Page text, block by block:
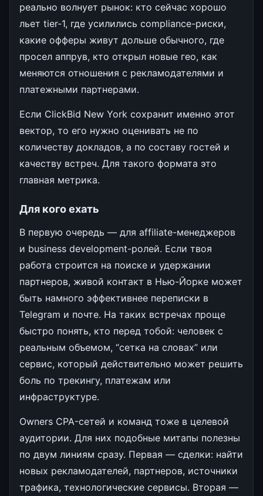
реально волнует рынок: кто сейчас хорошо
льет tier-1, где усилились compliance-риски,
какие офферы живут дольше обычного, где
просел аппрув, кто открыл новые гео, как
меняются отношения с рекламодателями и
платежными партнерами.
Если ClickBid New York сохранит именно этот
вектор, то его нужно оценивать не по
количеству докладов, а по составу гостей и
качеству встреч. Для такого формата это
главная метрика.
Для кого ехать
В первую очередь — для affiliate-менеджеров
и business development-ролей. Если твоя
работа строится на поиске и удержании
партнеров, живой контакт в Нью-Йорке может
быть намного эффективнее переписки в
Telegram и почте. На таких встречах проще
быстро понять, кто перед тобой: человек с
реальным объемом, “сетка на словах” или
сервис, который действительно может решить
боль по трекингу, платежам или
инфраструктуре.
Owners CPA-сетей и команд тоже в целевой
аудитории. Для них подобные митапы полезны
по двум линиям сразу. Первая — сделки: найти
новых рекламодателей, партнеров, источники
трафика, технологические сервисы. Вторая —